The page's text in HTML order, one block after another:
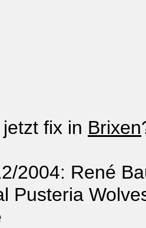
fix in Brixen
2004: René
Pusteria